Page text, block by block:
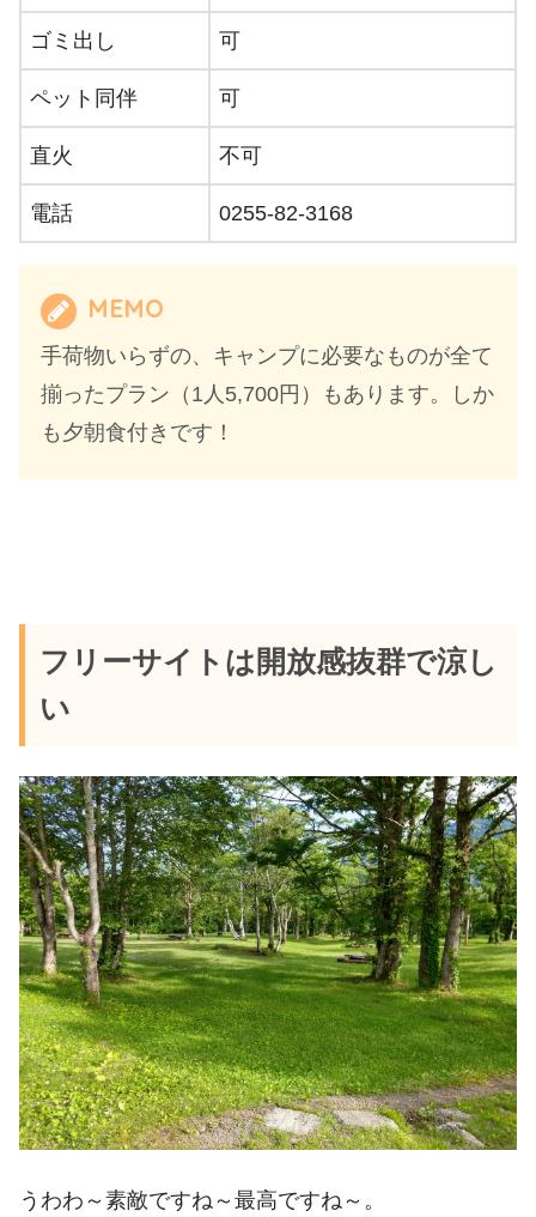
ゴミ出し 可
ペット同伴 可
直火 不可
電話 0255-82-3168
MEMO
手荷物いらずの、キャンプに必要なものが全て
揃ったプラン（1人5,700円）もあります。しか
も夕朝食付きです！
フリーサイトは開放感抜群で涼し
い
うわわ～素敵ですね～最高ですね～。